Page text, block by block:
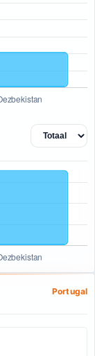
Portugal